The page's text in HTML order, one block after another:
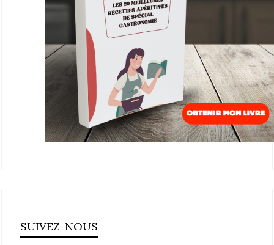
SUIVEZ-NOUS